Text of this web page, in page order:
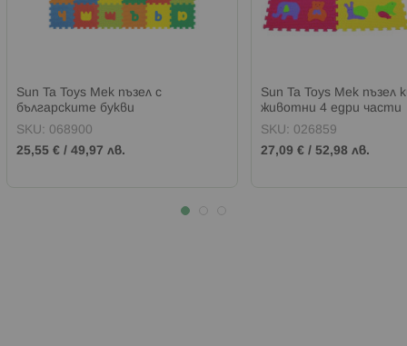
Sun Ta Toys Мек пъзел с
българските букви
SKU: 068900
25,55 € / 49,97 лв.
Sun Ta Toys Мек пъзел
животни 4 едри части
SKU: 026859
27,09 € / 52,98 лв.